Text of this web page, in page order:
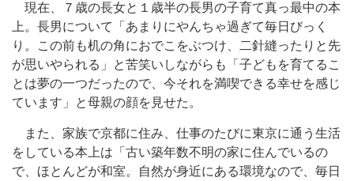
現在、７歳の長女と１歳半の長男の子育て真っ最中の本
上。長男について「あまりにやんちゃ過ぎて毎日びっく
り。この前も机の角におでこをぶつけ、二針縫ったりと先
が思いやられる」と苦笑いしながらも「子どもを育てるこ
とは夢の一つだったので、今それを満喫できる幸せを感じ
ています」と母親の顔を見せた。
また、家族で京都に住み、仕事のたびに東京に通う生活
をしている本上は「古い築年数不明の家に住んでいるの
で、ほとんどが和室。自然が身近にある環境なので、毎日